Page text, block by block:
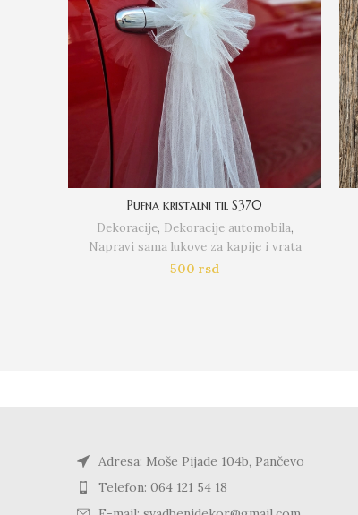
Pufna kristalni til S370
Dekoracije, Dekoracije automobila,
Napravi sama lukove za kapije i vrata
500 rsd
Adresa: Moše Pijade 104b, Pančevo
Telefon: 064 121 54 18